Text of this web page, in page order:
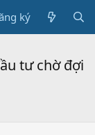
ký
tư chờ đợi